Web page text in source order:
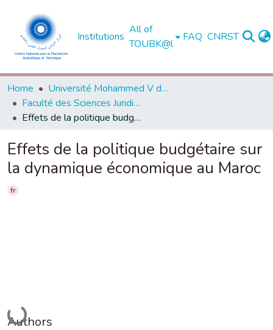
Institutions
All of
TOUBK@l
FAQ CNRST
Home
Université Mohammed V de Rabat
Faculté des Sciences Juridiques, Economiques et Sociales - Souissi - Rabat
Effets de la politique budgétaire sur la dynamique économique au Maroc
Effets de la politique budgétaire sur
la dynamique économique au Maroc
fr
Loading...
Authors